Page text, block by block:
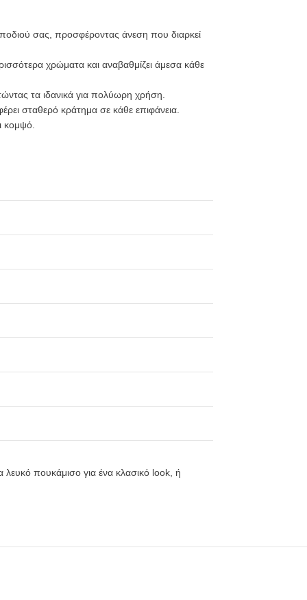
σας, προσφέροντας άνεση που διαρκεί
χρώματα και αναβαθμίζει άμεσα κάθε
τα ιδανικά για πολύωρη χρήση.
σταθερό κράτημα σε κάθε επιφάνεια.
κομψό.
λευκό πουκάμισο για ένα κλασικό look, ή